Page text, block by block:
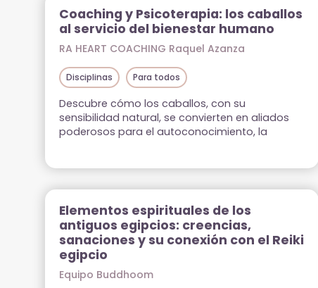
Coaching y Psicoterapia: los caballos
al servicio del bienestar humano
RA HEART COACHING Raquel Azanza
Disciplinas Para todos
Descubre cómo los caballos, con su
sensibilidad natural, se convierten en aliados
poderosos para el autoconocimiento, la
Elementos espirituales de los
antiguos egipcios: creencias,
sanaciones y su conexión con el Reiki
egipcio
Equipo Buddhoom